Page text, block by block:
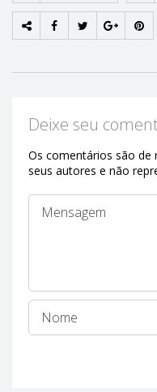
Deixe seu
Os comentários são de
seus autores e não